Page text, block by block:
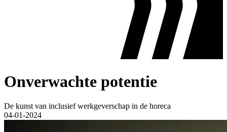
Onverwachte potentie
De kunst van inclusief werkgeverschap in de horeca
04-01-2024